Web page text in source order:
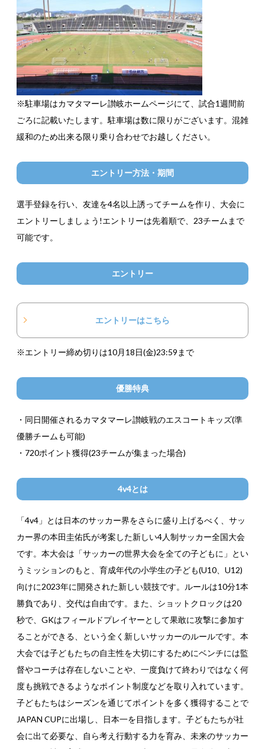
※駐車場はカマタマーレ讃岐ホームページにて、試合1週間前
ごろに記載いたします。駐車場は数に限りがございます。混雑
緩和のため出来る限り乗り合わせでお越しください。
エントリー方法・期間
選手登録を行い、友達を4名以上誘ってチームを作り、大会に
エントリーしましょう!エントリーは先着順で、23チームまで
可能です。
エントリー
エントリーはこちら
※エントリー締め切りは10月18日(金)23:59まで
優勝特典
・同日開催されるカマタマーレ讃岐戦のエスコートキッズ(準
優勝チームも可能)
・720ポイント獲得(23チームが集まった場合)
4v4とは
「4v4」とは日本のサッカー界をさらに盛り上げるべく、サッ
カー界の本田圭佑氏が考案した新しい4人制サッカー全国大会
です。本大会は「サッカーの世界大会を全ての子どもに」とい
うミッションのもと、育成年代の小学生の子ども(U10、U12)
向けに2023年に開発された新しい競技です。ルールは10分1本
勝負であり、交代は自由です。また、ショットクロックは20
秒で、GKはフィールドプレイヤーとして果敢に攻撃に参加す
ることができる、という全く新しいサッカーのルールです。本
大会では子どもたちの自主性を大切にするためにベンチには監
督やコーチは存在しないことや、一度負けて終わりではなく何
度も挑戦できるようなポイント制度などを取り入れています。
子どもたちはシーズンを通じてポイントを多く獲得することで
JAPAN CUPに出場し、日本一を目指します。子どもたちが社
会に出て必要な、自ら考え行動する力を育み、未来のサッカー